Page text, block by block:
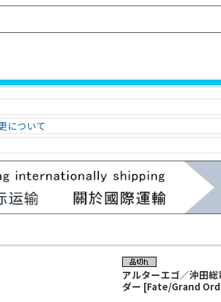
について
アルターエゴ／沖田
ダー [Fate/Grand